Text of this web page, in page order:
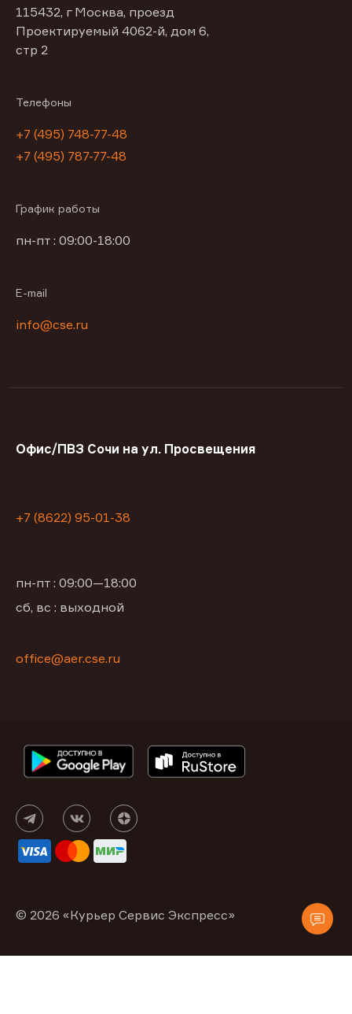
115432, г Москва, проезд
Проектируемый 4062-й, дом 6,
стр 2
Телефоны
+7 (495) 748-77-48
+7 (495) 787-77-48
График работы
пн-пт : 09:00-18:00
E-mail
info@cse.ru
Офис/ПВЗ Сочи на ул. Просвещения
+7 (8622) 95-01-38
пн-пт : 09:00—18:00
сб, вс : выходной
office@aer.cse.ru
© 2026 «Курьер Сервис Экспресс»